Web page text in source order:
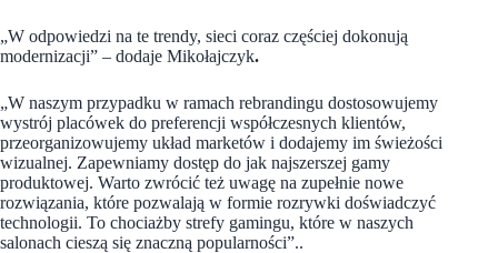
„W odpowiedzi na te trendy, sieci coraz częściej dokonują
modernizacji” – dodaje Mikołajczyk.
„W naszym przypadku w ramach rebrandingu dostosowujemy
wystrój placówek do preferencji współczesnych klientów,
przeorganizowujemy układ marketów i dodajemy im świeżości
wizualnej. Zapewniamy dostęp do jak najszerszej gamy
produktowej. Warto zwrócić też uwagę na zupełnie nowe
rozwiązania, które pozwalają w formie rozrywki doświadczyć
technologii. To chociażby strefy gamingu, które w naszych
salonach cieszą się znaczną popularności”..